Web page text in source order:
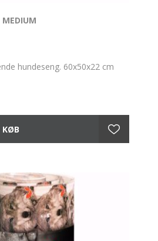
MEDIUM
hundeseng. 60x50x22 cm